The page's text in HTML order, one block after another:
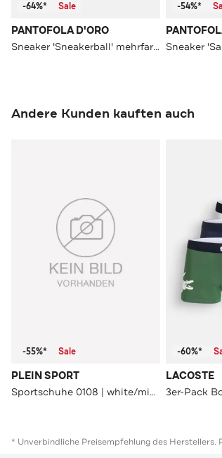
-64%* Sale
PANTOFOLA D'ORO
Sneaker 'Sneakerball' mehrfarbig
-54%*
Sneaker
Andere Kunden kauften auch
-55%* Sale
PLEIN SPORT
Sportschuhe 0108 | white/middleblue
-60%*
LACOSTE
3er-Pack
* Unverbindliche Preisempfehlung des Herstellers.